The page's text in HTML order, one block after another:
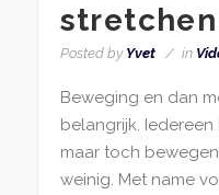
stretchen
Posted by Yvet in
Beweging en dan
belangrijk.
maar toch
weinig. Met name